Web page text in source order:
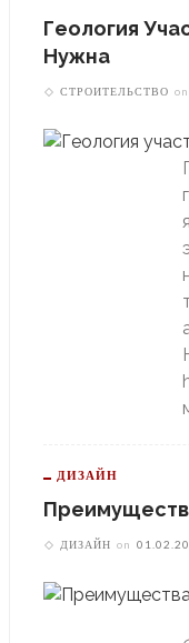
Геология
Нужна
СТРОИТЕЛЬСТВО on
ДИЗАЙН
ДИЗАЙН on